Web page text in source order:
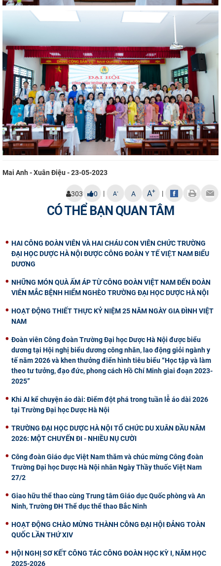
Mai Anh - Xuân Điệu - 23-05-2023
303 0 | A- A A+ |
CÓ THỂ BẠN QUAN TÂM
HAI CÔNG ĐOÀN VIÊN VÀ HAI CHÁU CON VIÊN CHỨC TRƯỜNG
ĐẠI HỌC DƯỢC HÀ NỘI ĐƯỢC CÔNG ĐOÀN Y TẾ VIỆT NAM BIỂU
DƯƠNG
NHỮNG MÓN QUÀ ẤM ÁP TỪ CÔNG ĐOÀN VIỆT NAM ĐẾN ĐOÀN
VIÊN MẮC BỆNH HIỂM NGHÈO TRƯỜNG ĐẠI HỌC DƯỢC HÀ NỘI
HOẠT ĐỘNG THIẾT THỰC KỶ NIỆM 25 NĂM NGÀY GIA ĐÌNH VIỆT
NAM
Đoàn viên Công đoàn Trường Đại học Dược Hà Nội được biểu
dương tại Hội nghị biểu dương công nhân, lao động giỏi ngành y
tế năm 2026 và khen thưởng điển hình tiêu biểu “Học tập và làm
theo tư tưởng, đạo đức, phong cách Hồ Chí Minh giai đoạn 2023-
2025”
Khi AI kể chuyện áo dài: Điểm đột phá trong tuần lễ áo dài 2026
tại Trường Đại học Dược Hà Nội
TRƯỜNG ĐẠI HỌC DƯỢC HÀ NỘI TỔ CHỨC DU XUÂN ĐẦU NĂM
2026: MỘT CHUYẾN ĐI - NHIỀU NỤ CƯỜI
Công đoàn Giáo dục Việt Nam thăm và chúc mừng Công đoàn
Trường Đại học Dược Hà Nội nhân Ngày Thầy thuốc Việt Nam
27/2
Giao hữu thể thao cùng Trung tâm Giáo dục Quốc phòng và An
Ninh, Trường ĐH Thể dục thể thao Bắc Ninh
HOẠT ĐỘNG CHÀO MỪNG THÀNH CÔNG ĐẠI HỘI ĐẢNG TOÀN
QUỐC LẦN THỨ XIV
HỘI NGHỊ SƠ KẾT CÔNG TÁC CÔNG ĐOÀN HỌC KỲ I, NĂM HỌC
2025-2026